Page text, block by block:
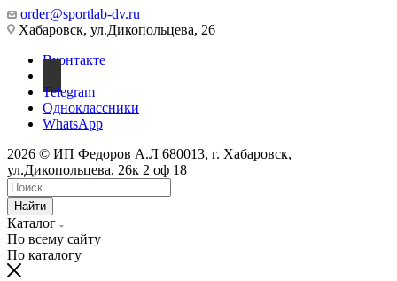
order@sportlab-dv.ru
Хабаровск, ул.Дикопольцева, 26
Вконтакте
Telegram
Одноклассники
WhatsApp
2026 © ИП Федоров А.Л 680013, г. Хабаровск,
ул.Дикопольцева, 26к 2 оф 18
Найти
Каталог
По всему сайту
По каталогу